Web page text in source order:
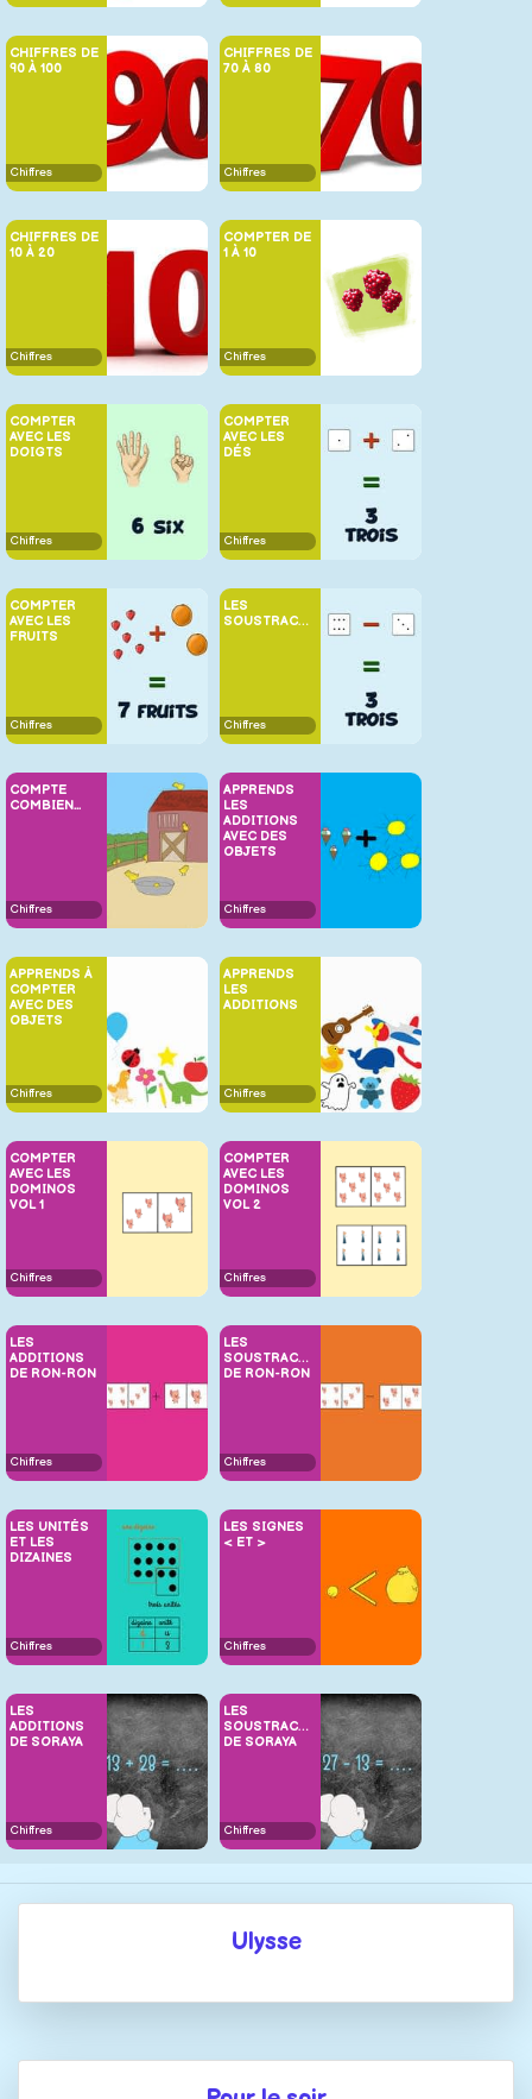
CHIFFRES DE
90 À 100
Chiffres
CHIFFRES DE
70 À 80
Chiffres
CHIFFRES DE
10 À 20
Chiffres
COMPTER DE
1 À 10
Chiffres
COMPTER
AVEC LES
DOIGTS
Chiffres
COMPTER
AVEC LES
DÉS
Chiffres
COMPTER
AVEC LES
FRUITS
Chiffres
LES
SOUSTRACTIONS
Chiffres
COMPTE
COMBIEN...
Chiffres
APPRENDS
LES
ADDITIONS
AVEC DES
OBJETS
Chiffres
APPRENDS À
COMPTER
AVEC DES
OBJETS
Chiffres
APPRENDS
LES
ADDITIONS
Chiffres
COMPTER
AVEC LES
DOMINOS
VOL 1
Chiffres
COMPTER
AVEC LES
DOMINOS
VOL 2
Chiffres
LES
ADDITIONS
DE RON-RON
Chiffres
LES
SOUSTRACTIONS
DE RON-RON
Chiffres
LES UNITÉS
ET LES
DIZAINES
Chiffres
LES SIGNES
< ET >
Chiffres
LES
ADDITIONS
DE SORAYA
Chiffres
LES
SOUSTRACTIONS
DE SORAYA
Chiffres
Ulysse